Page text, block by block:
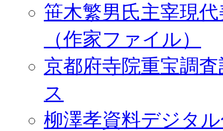
笹木繁男氏主宰現
（作家ファイル）
京都府寺院重宝調
ス
柳澤孝資料デジタ